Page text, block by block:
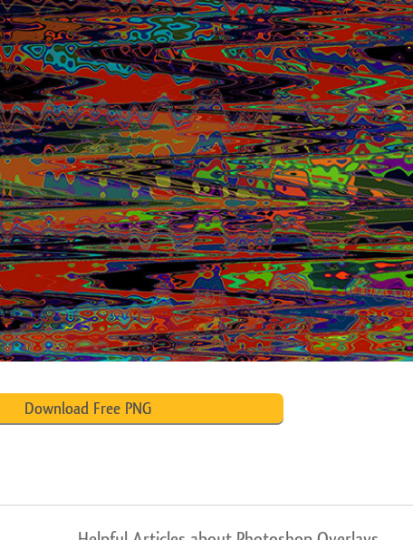
उत्पाद सुधार सेवाएं ज्वैलरी रीटचिंग सर्विसेज एआई
Download Free PNG